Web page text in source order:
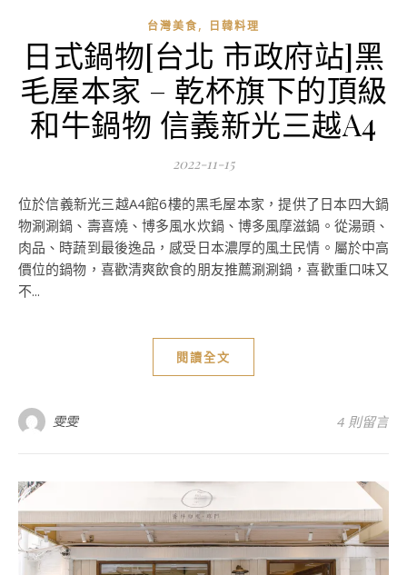
台灣美食, 日韓料理
日式鍋物[台北 市政府站]黑
毛屋本家 – 乾杯旗下的頂級
和牛鍋物 信義新光三越A4
2022-11-15
位於信義新光三越A4館6樓的黑毛屋本家，提供了日本四大鍋
物涮涮鍋、壽喜燒、博多風水炊鍋、博多風摩滋鍋。從湯頭、
肉品、時蔬到最後逸品，感受日本濃厚的風土民情。屬於中高
價位的鍋物，喜歡清爽飲食的朋友推薦涮涮鍋，喜歡重口味又
不...
閱讀全文
雯雯 4 則留言